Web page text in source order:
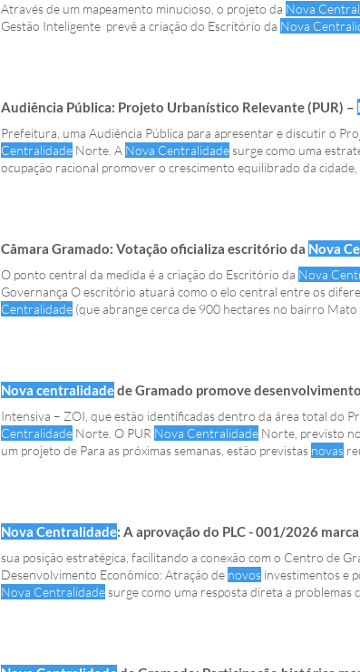
Através de um mapeamento minucioso, o projeto da Nova
Gestão Inteligente prevê a criação do Escritório da Nova
Audiência Pública: Projeto Urbanístico Relevante (PUR) –
Prefeitura, uma Audiência Pública para apresentar e discutir o
Centralidade Norte. A Nova Centralidadesurge como uma
ocupação racional promover o crescimento equilibrado da
Câmara Gramado: Votação oficializa escritório da Nova
O ponto central da medida é a criação do Escritório da Nova
Governança O escritório atuará como o elo central entre os
Centralidade (que abrange cerca de 900 hectares no bairro Mato
Nova centralidadede Gramado promove
Intensiva – ZOI, que estão identificadas dentro da área total do
Centralidade Norte. O PUR Nova Centralidade Norte, previsto
um projeto de Para as próximas semanas, estão previstas novas
Nova Centralidade: A aprovação do PLC - 001/2026 marca um
sua posição estratégica, facilitando a conexão com o Centro de
Desenvolvimento Econômico: Atração de novos investimentos e
Nova Centralidadesurge como uma resposta direta a problemas